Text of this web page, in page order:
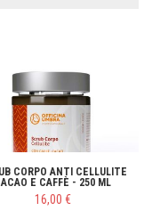
CORPO ANTI CELLULITE
E CAFFÈ - 250 ML
16,00 €